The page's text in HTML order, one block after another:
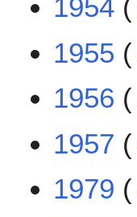
1954 (
1955 (
1956 (
1957 (
1979 (